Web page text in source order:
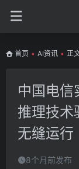
首页 • AI资讯 • 正
中国电信
推理技术
无缝运行
8个月前发布